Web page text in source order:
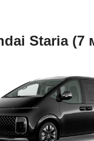
Staria (7